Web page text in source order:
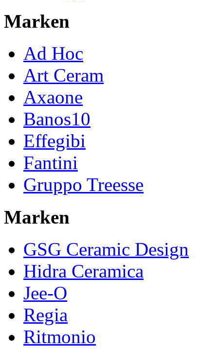
Marken
Ad Hoc
Art Ceram
Axaone
Banos10
Effegibi
Fantini
Gruppo Treesse
Marken
GSG Ceramic Design
Hidra Ceramica
Jee-O
Regia
Ritmonio